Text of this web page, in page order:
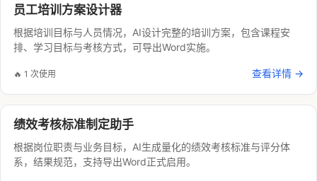
员工培训方案设计器
根据培训目标与人员情况，AI设计完整的培训方案，包含课程安
排、学习目标与考核方式，可导出Word实施。
🔥 1 次使用 查看详情 →
绩效考核标准制定助手
根据岗位职责与业务目标，AI生成量化的绩效考核标准与评分体
系，结果规范，支持导出Word正式启用。